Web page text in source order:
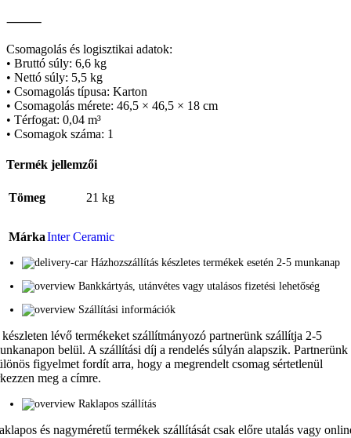
⸻
Csomagolás és logisztikai adatok:
• Bruttó súly: 6,6 kg
• Nettó súly: 5,5 kg
• Csomagolás típusa: Karton
• Csomagolás mérete: 46,5 × 46,5 × 18 cm
• Térfogat: 0,04 m³
• Csomagok száma: 1
Termék jellemzői
Tömeg 21 kg
MárkaInter Ceramic
Házhozszállítás készletes termékek esetén 2-5 munkanap
Bankkártyás, utánvétes vagy utalásos fizetési lehetőség
Szállítási információk
lévő termékeket szállítmányozó partnerünk szállítja 2-5
belül. A szállítási díj a rendelés súlyán alapszik. Partnerünk
figyelmet fordít arra, hogy a megrendelt csomag sértetlenül
meg a címre.
Raklapos szállítás
és nagyméretű termékek szállítását csak előre utalás vagy